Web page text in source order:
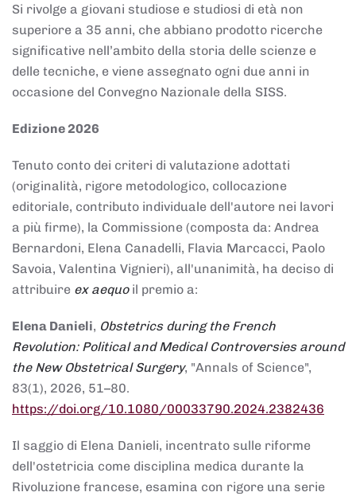
Si rivolge a giovani studiose e studiosi di età non
superiore a 35 anni, che abbiano prodotto ricerche
significative nell’ambito della storia delle scienze e
delle tecniche, e viene assegnato ogni due anni in
occasione del Convegno Nazionale della SISS.
Edizione 2026
Tenuto conto dei criteri di valutazione adottati
(originalità, rigore metodologico, collocazione
editoriale, contributo individuale dell'autore nei lavori
a più firme), la Commissione (composta da: Andrea
Bernardoni, Elena Canadelli, Flavia Marcacci, Paolo
Savoia, Valentina Vignieri), all'unanimità, ha deciso di
attribuire ex aequoil premio a:
Elena Danieli, Obstetrics during the French
Revolution: Political and Medical Controversies around
the New Obstetrical Surgery, "Annals of Science",
83(1), 2026, 51–80.
https://doi.org/10.1080/00033790.2024.2382436
Il saggio di Elena Danieli, incentrato sulle riforme
dell'ostetricia come disciplina medica durante la
Rivoluzione francese, esamina con rigore una serie